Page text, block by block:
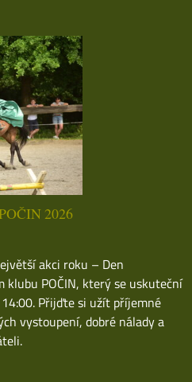
2026
akci roku – Den
klubu POČIN, který se uskuteční
Přijďte si užít příjemné
vystoupení, dobré nálady a